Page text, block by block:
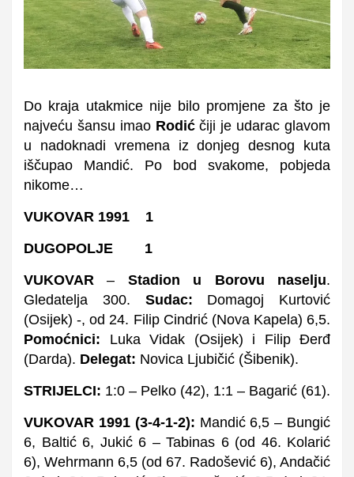
Do kraja utakmice nije bilo promjene za što je
najveću šansu imao Rodićčiji je udarac glavom
u nadoknadi vremena iz donjeg desnog kuta
iščupao Mandić. Po bod svakome, pobjeda
nikome…
VUKOVAR 1991 1
DUGOPOLJE 1
VUKOVAR – Stadion u Borovu naselju.
Gledatelja 300. Sudac: Domagoj Kurtović
(Osijek) -, od 24. Filip Cindrić (Nova Kapela) 6,5.
Pomoćnici: Luka Vidak (Osijek) i Filip Đerđ
(Darda). Delegat: Novica Ljubičić (Šibenik).
STRIJELCI: 1:0 – Pelko (42), 1:1 – Bagarić (61).
VUKOVAR 1991 (3-4-1-2): Mandić 6,5– Bungić
6, Baltić 6, Jukić 6 – Tabinas 6 (od 46. Kolarić
6), Wehrmann 6,5 (od 67. Radošević 6), Andačić